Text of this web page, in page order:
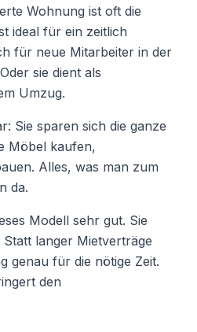
Wohnung ist oft die
ideal für ein zeitlich
für neue Mitarbeiter in der
sie dient als
Umzug.
Sie sparen sich die ganze
Möbel kaufen,
Alles, was man zum
da.
Modell sehr gut. Sie
langer Mietverträge
genau für die nötige Zeit.
den